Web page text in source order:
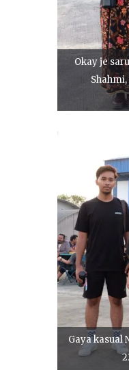
Okay je
Gaya kasual